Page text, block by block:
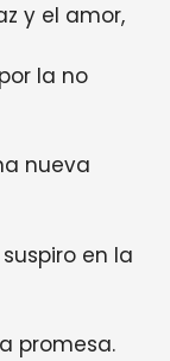
y el amor,
la no
nueva
en la
promesa.